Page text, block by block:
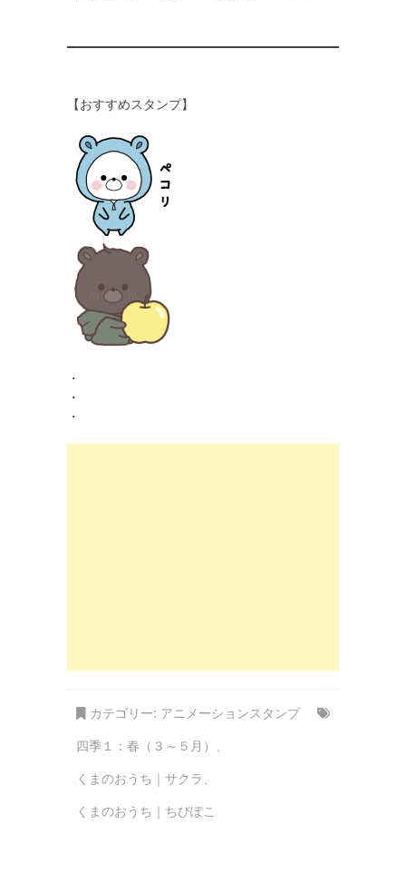
【おすすめスタンプ】
・
・
・
カテゴリー: アニメーションスタンプ
四季１：春（３～５月） 、
くまのおうち｜サクラ 、
くまのおうち｜ちびぽこ